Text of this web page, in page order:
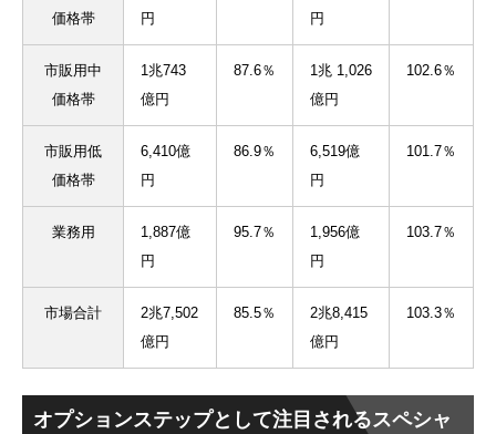
価格帯
円
円
市販用中
価格帯
1兆743
億円
87.6％
1兆 1,026
億円
102.6％
市販用低
価格帯
6,410億
円
86.9％
6,519億
円
101.7％
業務用
1,887億
円
95.7％
1,956億
円
103.7％
市場合計
2兆7,502
億円
85.5％
2兆8,415
億円
103.3％
オプションステップとして注目されるスペシャ